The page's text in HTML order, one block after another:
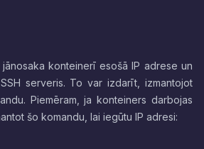
konteinerī esošā IP adrese un
serveris. To var izdarīt, izmantojot
Piemēram, ja konteiners darbojas
šo komandu, lai iegūtu IP adresi: